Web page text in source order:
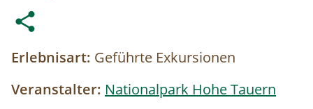
Erlebnisart: Geführte Exkursionen
Veranstalter: Nationalpark Hohe Tauern